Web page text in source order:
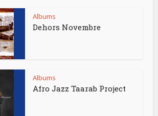
Albums
Dehors Novembre
Albums
Afro Jazz Taarab Project